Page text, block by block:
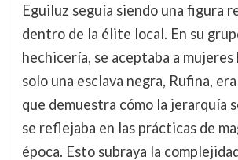
Eguiluz seguía siendo una figura
dentro de la élite local. En su
hechicería, se aceptaba a mujeres
solo una esclava negra, Rufina,
que demuestra cómo la jerarquía
se reflejaba en las prácticas de
época. Esto subraya la